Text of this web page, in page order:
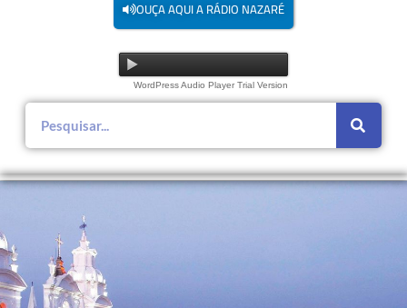
OUÇA AQUI A RÁDIO NAZARÉ
WordPress Audio Player Trial Version